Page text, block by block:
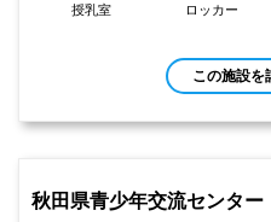
授乳室 ロッカー
この施設を
秋田県青少年交流センター